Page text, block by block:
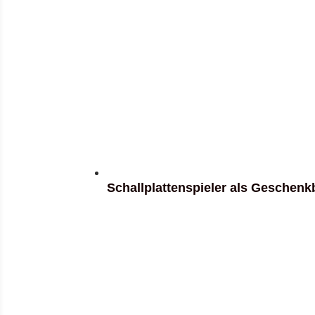
Schallplattenspieler als